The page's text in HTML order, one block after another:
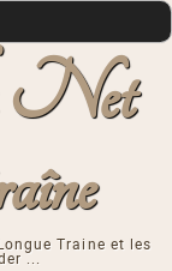
Net
Traine et les
...